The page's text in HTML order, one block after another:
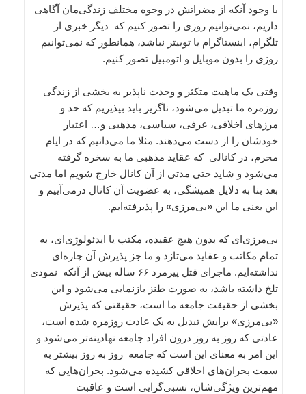
با وجود آنکه از مضراتش در وجوه مختلف زندگی‌مان آگاهی
داریم، نمی‌توانیم روزی را تصور کنیم که دیگر خبری از
تلگرام، اینستاگرام یا توییتر نباشد، همانطور که نمی‌توانیم
روزی را بدون موبایل و اتومبیل تصور کنیم.
وقتی یک ماهیت متکثر و وحدت ناپذیر به بخشی از زندگی
روزمره ما تبدیل می‌شود، ناگزیر باید بپذیریم که حد و
مرز‌های اخلاقی، عرفی، سیاسی، مذهبی و… اعتبار
خودشان را از دست می‌دهند. مثلا ما می‌دانیم که در ایام
محرم، در کانالی که عقاید مذهبی ما به سخره گرفته
می‌شود و شاید حتی مدتی از آن کانال خارج شویم اما مدتی
بعد بنا به دلایل همیشگی، به عضویت آن کانال در‌می‌آییم و
این یعنی ما این «بی‌مرزی» را پذیرفته‌ایم.
بی‌مرزی‌ای که بدون هیچ عقیده، مکتب یا ایدئولوژی‌ای، به
تمام مکاتب و عقاید می‌تازد و ما جز پذیرش آن چاره‌ای
نداشته‌ایم. ماجرای قتل پیرمرد ۶۶ ساله بیش از آنکه نمودی
تلخ داشته باشد، به صورت طنز بازنمایی می‌شود و این
بخشی از حقیقت جامعه ما است، حقیقتی که پذیرش
«بی‌مرزی» برایش تبدیل به یک عادت روزمره شده است،
عادتی که روز به روز درون افراد جامعه نهادینه‌تر می‌شود و
این امر به معنای این است که جامعه روز به روز بیشتر به
سمت بحران‌های اخلاقی کشیده می‌شود. بحران‌هایی که
مهم‌ترین ویژگی‌شان، نسبی‌گرایی است و عاقبت